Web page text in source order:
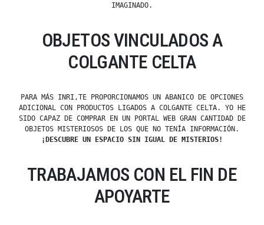
IMAGINADO.
OBJETOS VINCULADOS A
COLGANTE CELTA
PARA MÁS INRI,TE PROPORCIONAMOS UN ABANICO DE OPCIONES
ADICIONAL CON PRODUCTOS LIGADOS A COLGANTE CELTA. YO HE
SIDO CAPAZ DE COMPRAR EN UN PORTAL WEB GRAN CANTIDAD DE
OBJETOS MISTERIOSOS DE LOS QUE NO TENÍA INFORMACIÓN.
¡DESCUBRE UN ESPACIO SIN IGUAL DE MISTERIOS!
TRABAJAMOS CON EL FIN DE
APOYARTE